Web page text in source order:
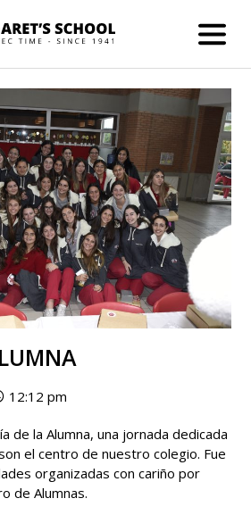
12:12 pm
de la Alumna, una jornada dedicada
el centro de nuestro colegio. Fue
organizadas con cariño por
de Alumnas.